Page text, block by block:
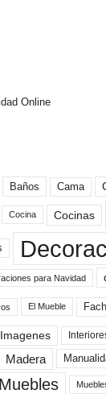
Online
Baños Cama
Cocina Cocinas
para Navidad
El Mueble
Imagenes
Madera
Muebles